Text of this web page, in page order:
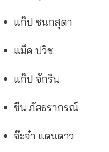
แก๊ป ชนกสุดา
แม็ค ปวิช
แก๊ป จักริน
ซีน ภัสธรากรณ์
จ๊ะจ๋า แดนดาว